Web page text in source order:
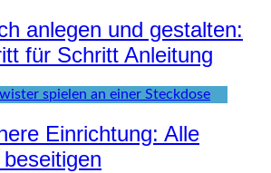
anlegen und gestalten:
für Schritt Anleitung
Einrichtung: Alle